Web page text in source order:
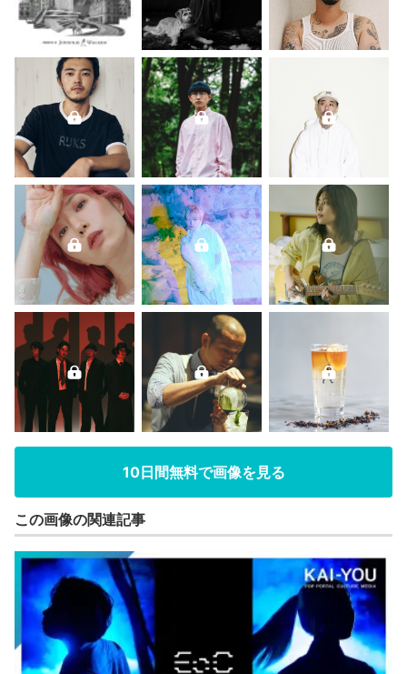
10日間無料で画像を見る
この画像の関連記事